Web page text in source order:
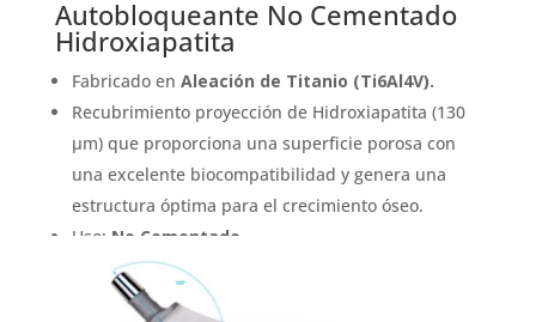
Autobloqueante No Cementado
Hidroxiapatita
Fabricado en Aleación de Titanio (Ti6Al4V).
Recubrimiento proyección de Hidroxiapatita (130
µm) que proporciona una superficie porosa con
una excelente biocompatibilidad y genera una
estructura óptima para el crecimiento óseo.
Uso: No Cementado